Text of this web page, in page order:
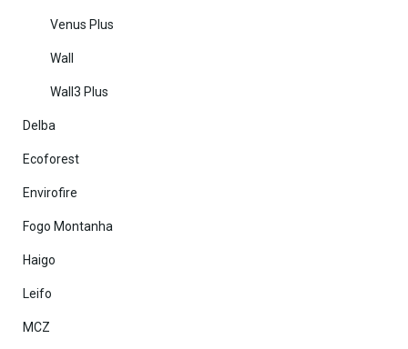
Venus Plus
Wall
Wall3 Plus
Delba
Ecoforest
Envirofire
Fogo Montanha
Haigo
Leifo
MCZ